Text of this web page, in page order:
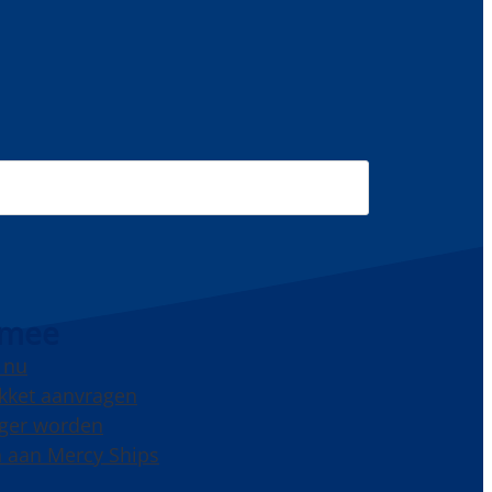
aanvragen
worden
aan Mercy Ships